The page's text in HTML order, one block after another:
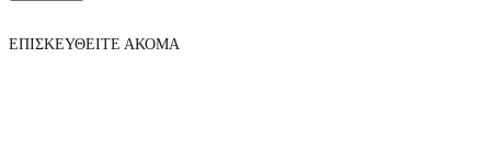
ΕΠΙΣΚΕΥΘΕΙΤΕ ΑΚΟΜΑ